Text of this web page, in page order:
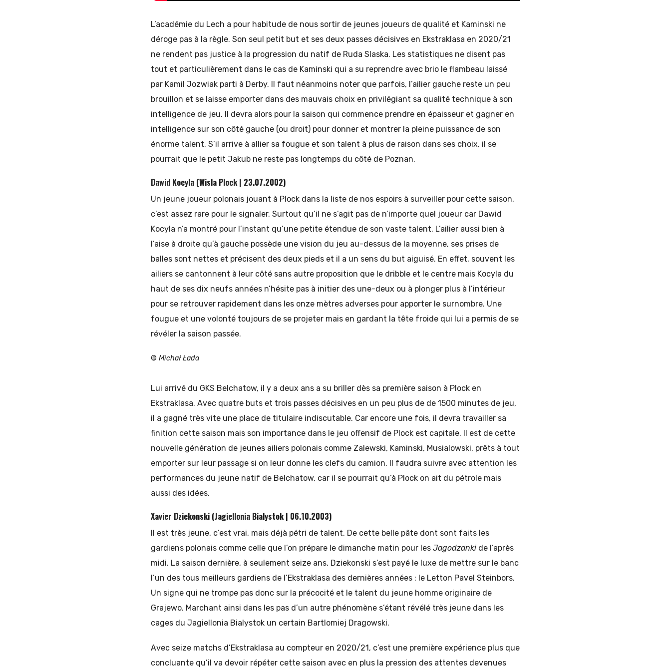
L’académie du Lech a pour habitude de nous sortir de jeunes joueurs de qualité et Kaminski ne
déroge pas à la règle. Son seul petit but et ses deux passes décisives en Ekstraklasa en 2020/21
ne rendent pas justice à la progression du natif de Ruda Slaska. Les statistiques ne disent pas
tout et particulièrement dans le cas de Kaminski qui a su reprendre avec brio le flambeau laissé
par Kamil Jozwiak parti à Derby. Il faut néanmoins noter que parfois, l’ailier gauche reste un peu
brouillon et se laisse emporter dans des mauvais choix en privilégiant sa qualité technique à son
intelligence de jeu. Il devra alors pour la saison qui commence prendre en épaisseur et gagner en
intelligence sur son côté gauche (ou droit) pour donner et montrer la pleine puissance de son
énorme talent. S’il arrive à allier sa fougue et son talent à plus de raison dans ses choix, il se
pourrait que le petit Jakub ne reste pas longtemps du côté de Poznan.
Dawid Kocyla (Wisla Plock | 23.07.2002)
Un jeune joueur polonais jouant à Plock dans la liste de nos espoirs à surveiller pour cette saison,
c’est assez rare pour le signaler. Surtout qu’il ne s’agit pas de n’importe quel joueur car Dawid
Kocyla n’a montré pour l’instant qu’une petite étendue de son vaste talent. L’ailier aussi bien à
l’aise à droite qu’à gauche possède une vision du jeu au-dessus de la moyenne, ses prises de
balles sont nettes et précisent des deux pieds et il a un sens du but aiguisé. En effet, souvent les
ailiers se cantonnent à leur côté sans autre proposition que le dribble et le centre mais Kocyla du
haut de ses dix neufs années n’hésite pas à initier des une-deux ou à plonger plus à l’intérieur
pour se retrouver rapidement dans les onze mètres adverses pour apporter le surnombre. Une
fougue et une volonté toujours de se projeter mais en gardant la tête froide qui lui a permis de se
révéler la saison passée.
© Michał Łada
Lui arrivé du GKS Belchatow, il y a deux ans a su briller dès sa première saison à Plock en
Ekstraklasa. Avec quatre buts et trois passes décisives en un peu plus de de 1500 minutes de jeu,
il a gagné très vite une place de titulaire indiscutable. Car encore une fois, il devra travailler sa
finition cette saison mais son importance dans le jeu offensif de Plock est capitale. Il est de cette
nouvelle génération de jeunes ailiers polonais comme Zalewski, Kaminski, Musialowski, prêts à tout
emporter sur leur passage si on leur donne les clefs du camion. Il faudra suivre avec attention les
performances du jeune natif de Belchatow, car il se pourrait qu’à Plock on ait du pétrole mais
aussi des idées.
Xavier Dziekonski (Jagiellonia Bialystok | 06.10.2003)
Il est très jeune, c’est vrai, mais déjà pétri de talent. De cette belle pâte dont sont faits les
gardiens polonais comme celle que l’on prépare le dimanche matin pour les Jagodzanki de l’après
midi. La saison dernière, à seulement seize ans, Dziekonski s’est payé le luxe de mettre sur le banc
l’un des tous meilleurs gardiens de l’Ekstraklasa des dernières années : le Letton Pavel Steinbors.
Un signe qui ne trompe pas donc sur la précocité et le talent du jeune homme originaire de
Grajewo. Marchant ainsi dans les pas d’un autre phénomène s’étant révélé très jeune dans les
cages du Jagiellonia Bialystok un certain Bartlomiej Dragowski.
Avec seize matchs d’Ekstraklasa au compteur en 2020/21, c’est une première expérience plus que
concluante qu’il va devoir répéter cette saison avec en plus la pression des attentes devenues